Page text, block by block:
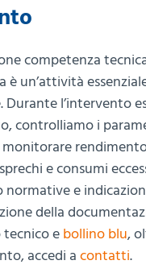
competenza
un’attività
l’intervento
controlliamo i
e consumi
normative e
della
e bollino blu,
accedi a contatti.